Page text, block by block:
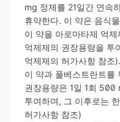
mg 정제를 21일간 연속
휴약한다. 이 약은 음식
이 약을 아로마타제 억
억제제의 권장용량을 투
억제제의 허가사항 참조).
이 약과 풀베스트란트를
권장용량은 1일 1회 500
투여하며, 그 이후로는
허가사항 참조)